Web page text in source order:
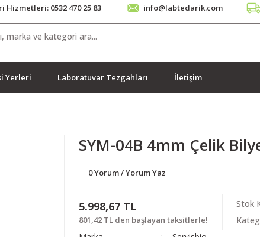
Hizmetleri: 0532 470 25 83 info@labtedarik.com
Yerleri Laboratuvar Tezgahları İletişim
SYM-04B 4mm Çelik
0 Yorum / Yorum Yaz
5.998,67 TL
801,42 TL den başlayan taksitlerle!
Stok